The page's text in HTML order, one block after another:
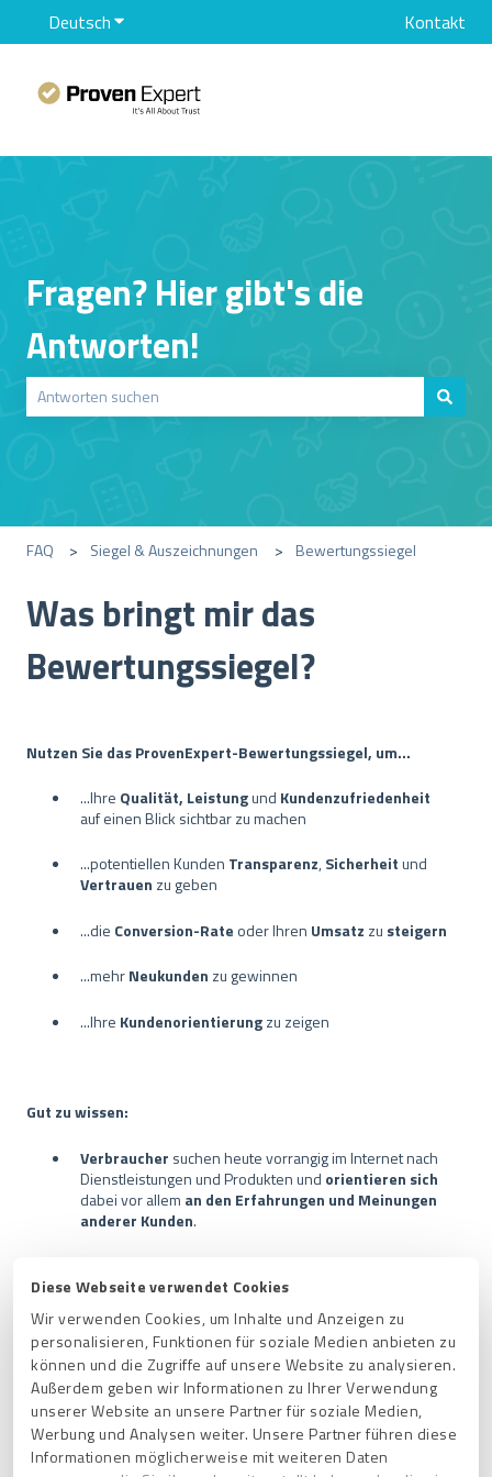
Diese Webseite verwendet Cookies
Wir verwenden Cookies, um Inhalte und Anzeigen zu
personalisieren, Funktionen für soziale Medien anbieten zu
können und die Zugriffe auf unsere Website zu analysieren.
Außerdem geben wir Informationen zu Ihrer Verwendung
unserer Website an unsere Partner für soziale Medien,
Werbung und Analysen weiter. Unsere Partner führen diese
Informationen möglicherweise mit weiteren Daten
DeutschUntermenü für Übersetzungen anzeigenKontakt
Fragen? Hier gibt's die
Antworten!
FAQ Siegel & Auszeichnungen Bewertungssiegel
Was bringt mir das
Bewertungssiegel?
Nutzen Sie das ProvenExpert-Bewertungssiegel, um...
...Ihre Qualität, Leistungund Kundenzufriedenheit
auf einen Blick sichtbar zu machen
...potentiellen Kunden Transparenz,Sicherheitund
Vertrauen zu geben
...die Conversion-Rate oder Ihren Umsatz zu steigern
...mehrNeukunden zu gewinnen
...Ihre Kundenorientierungzu zeigen
Gut zu wissen:
Verbraucher suchen heute vorrangig im Internet nach
Dienstleistungen und Produkten und orientieren sich
dabei vor allem an den Erfahrungen und Meinungen
anderer Kunden.
Stellenwert wie persönliche Empfehlungen
kaufentscheidend(Brightlocal, 2022).
Die Bewertungssiegel von ProvenExpert sind Ihre
Auszeichnung für Qualität und Top-Leistungen und
schaffenüberall dort Vertrauen, wo Ihre potentiellen
Kundensind – ob online oder offline.